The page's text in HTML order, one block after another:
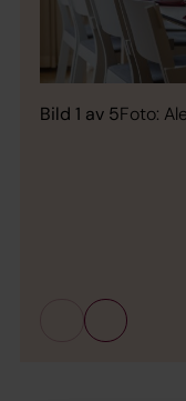
Bild 1 av 5Foto: